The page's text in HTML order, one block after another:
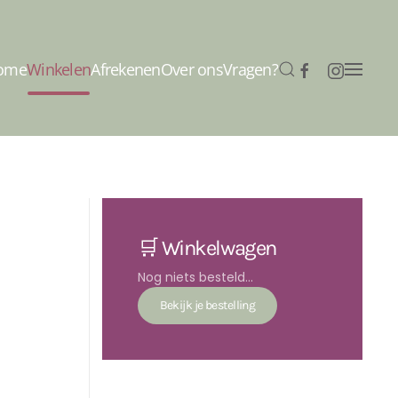
WinkelenAfrekenenOver onsVragen?
🛒 Winkelwagen
Nog niets besteld...